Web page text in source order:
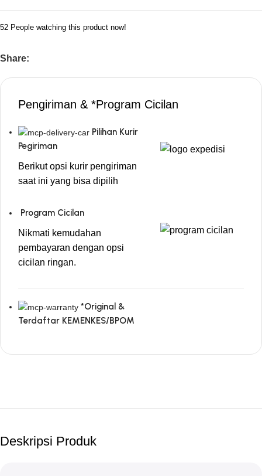
52 People watching this product now!
Share:
Pengiriman & *Program Cicilan
Pilihan Kurir
Pegiriman
Berikut opsi kurir pengiriman
saat ini yang bisa dipilih
Program Cicilan
Nikmati kemudahan
pembayaran dengan opsi
cicilan ringan.
*Original &
Terdaftar KEMENKES/BPOM
Deskripsi Produk